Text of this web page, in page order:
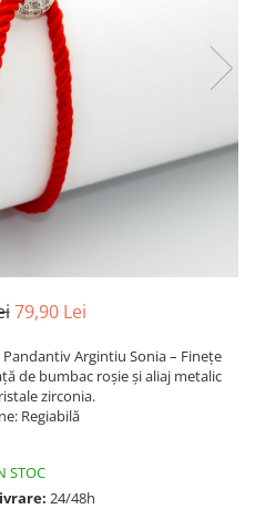
79,90 Lei
Argintiu Sonia – Finețe
de bumbac roșie și aliaj metalic
zirconia.
Regiabilă
STOC
24/48h